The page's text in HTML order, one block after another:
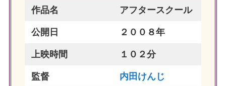
作品名 アフタースクール
公開日 ２００８年
上映時間 １０２分
監督 内田けんじ